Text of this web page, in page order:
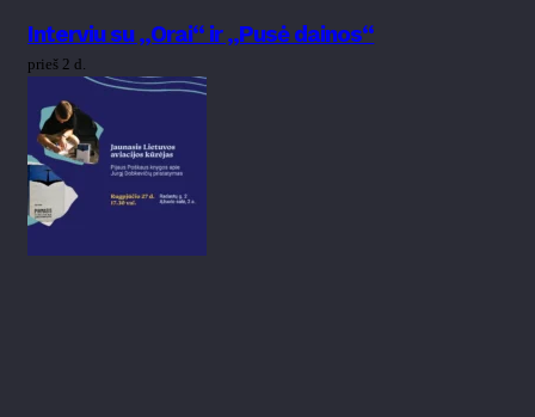
Interviu su „Orai“ ir „Pusė dainos“
prieš 2 d.